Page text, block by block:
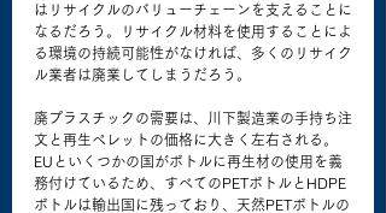
はリサイクルのバリューチェーンを支えることに
なるだろう。リサイクル材料を使用することによ
る環境の持続可能性がなければ、多くのリサイク
ル業者は廃業してしまうだろう。
廃プラスチックの需要は、川下製造業の手持ち注
文と再生ペレットの価格に大きく左右される。
EUといくつかの国がボトルに再生材の使用を義
務付けているため、すべてのPETボトルとHDPE
ボトルは輸出国に残っており、天然PETボトルの